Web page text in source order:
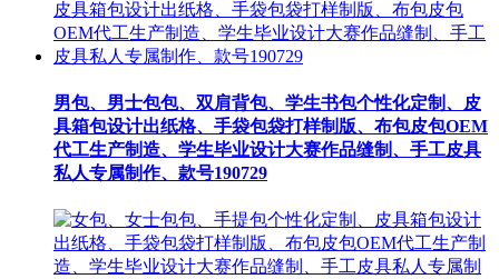
男包、男士包包、双肩背包、学生书包个性化定制、皮
具箱包设计出纸格、手袋包袋打样制版、布包皮包OEM
代工生产制造、学生毕业设计大赛作品缝制、手工皮具
私人专属制作、款号190729